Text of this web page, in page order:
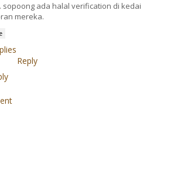
sopoong ada halal verification di kedai
mereka.
Reply